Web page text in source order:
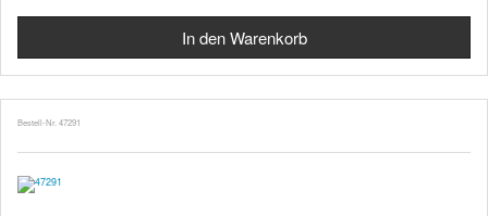
Bestell-Nr. 47291